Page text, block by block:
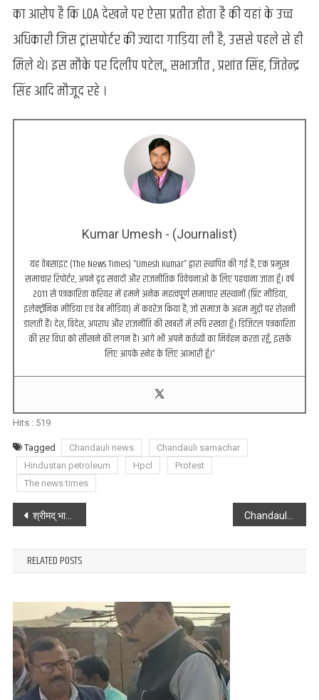
का आरोप है कि LOA देखने पर ऐसा प्रतीत होता है की यहां के उच्च
अधिकारी जिस ट्रांसपोर्टर की ज्यादा गाड़िया ली है, उससे पहले से ही
मिले थे। इस मौके पर दिलीप पटेल,, सभाजीत , प्रशांत सिंह, जितेन्द्र
सिंह आदि मौजूद रहे ।
Kumar Umesh - (Journalist)
यह वेबसाइट (The News Times) “Umesh Kumar” द्वारा स्थापित की गई है, एक प्रमुख
समाचार रिपोर्टर, अपने दृढ़ संवादों और राजनीतिक विवेचनाओं के लिए पहचाना जाता हूँ। वर्ष
2011 से पत्रकारिता करियर में हमने अनेक महत्वपूर्ण समाचार संस्थानों (प्रिंट मीडिया,
इलेक्ट्रॉनिक मीडिया एवं वेब मीडिया) में कवरेज किया है, जो समाज के अहम मुद्दों पर रोशनी
डालती हैं। देश, विदेश, अपराध और राजनीति की खबरों में रुचि रखता हूँ। डिजिटल पत्रकारिता
की सर विधा को सीखने की लगन है। आगे भी अपने कर्तव्यों का निर्वहन करता रहूँ, इसके
लिए आपके स्नेह के लिए आभारी हूँ।”
Hits : 519
Tagged Chandauli news
Chandauli samachar
Hindustan petroleum
Hpcl
Protest
The news times
Post
navigation
श्रीमद् भागवत कथा ज्ञान यज्ञ के पंचम दिवस ईश्वर के प्रकाट्य पर हुयी चर्चा Chandauli : Online प्लेटफार्म से दवा बिक्री का हो रहा दुरुपयोग, बंद करने की मांग
RELATED POSTS